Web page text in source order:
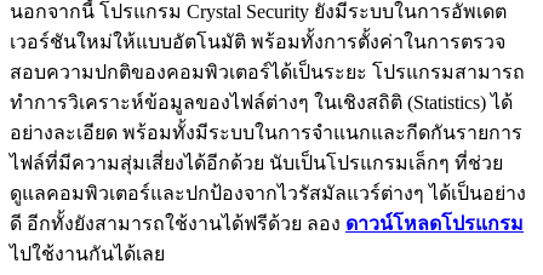
นอกจากนี้ โปรแกรม Crystal Security ยังมีระบบในการอัพเดต
เวอร์ชันใหม่ให้แบบอัตโนมัติ พร้อมทั้งการตั้งค่าในการตรวจ
สอบความปกติของคอมพิวเตอร์ได้เป็นระยะ โปรแกรมสามารถ
ทำการวิเคราะห์ข้อมูลของไฟล์ต่างๆ ในเชิงสถิติ (Statistics) ได้
อย่างละเอียด พร้อมทั้งมีระบบในการจำแนกและกีดกันรายการ
ไฟล์ที่มีความสุ่มเสี่ยงได้อีกด้วย นับเป็นโปรแกรมเล็กๆ ที่ช่วย
ดูแลคอมพิวเตอร์และปกป้องจากไวรัสมัลแวร์ต่างๆ ได้เป็นอย่าง
ดี อีกทั้งยังสามารถใช้งานได้ฟรีด้วย ลอง ดาวน์โหลดโปรแกรม
ไปใช้งานกันได้เลย